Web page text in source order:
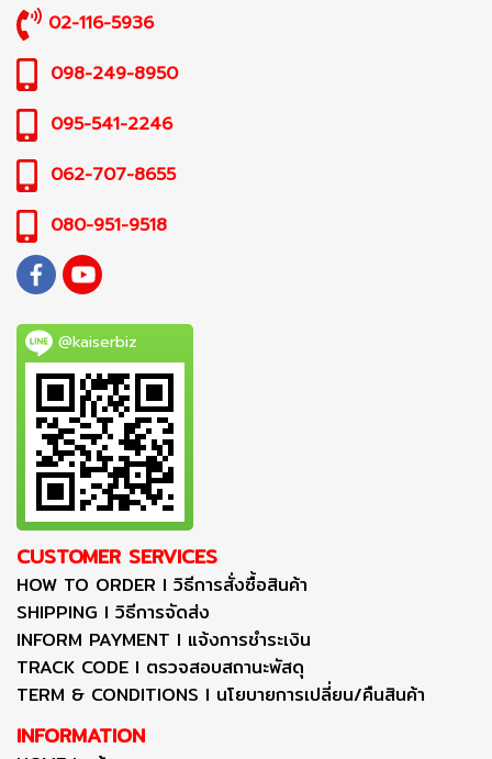
02-116-5936
098-249-8950
095-541-2246
062-707-8655
080-951-9518
@kaiserbiz
CUSTOMER SERVICES
HOW TO ORDER I วิธีการสั่งซื้อสินค้า
SHIPPING I วิธีการจัดส่ง
INFORM PAYMENT I แจ้งการชำระเงิน
TRACK CODE I ตรวจสอบสถานะพัสดุ
TERM & CONDITIONS I นโยบายการเปลี่ยน/คืนสินค้า
INFORMATION